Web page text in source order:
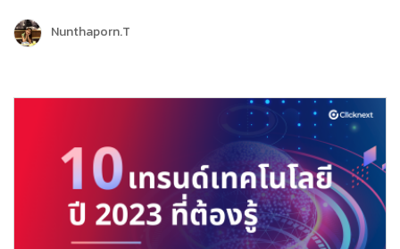
วิธีการทางคณิตศาสตร์ การเรียนรู้ของเครื่อง (Machine Learning)
การเรียนรู้เชิงลึก (Deep learning) และอัลกอริทึมต่างๆ พื้นฐาน
งานอย่างไร? เราจะต้องเตรียมข้อมูลอะไรบ้าง เพื่อให้ AI สามารถ
โลก โดยผู้เชี่ยวชาญคาดการณ์ว่า “Metaverse” จะมีการเติบโต
อย่างมาก และจะเพิ่มมูลค่ากว่า 5 ล้านล้านดอลลาร์ ให้กับเศรษฐกิจ
Metaverse ในทศวรรษหน้าเลยทีเดียว ! วันนี้เราจึงพามาทำความ
รู้จักว่า Metaverse คือ อะไร ? และประกอบด้วยเทคโนโลยีอะไรบ้าง?
พร้อมตัวอย่างการนำไปใช้งานจริง Metaverse คือ อะไร?
“Metaverse” (เมตาเวิร์ส) มาจากคำว่า “meta” (ความล้ำหน้า, เหนือ
กว่า) รวมกับคำว่า “verse” (จักรวาล) หมายถึง “โลกเสมือนจริง”
เป็นโลกดิจิทัลที่ถูกสร้างขึ้นให้เหมือนจริง เหมือนเรากำลังอยู่อีกโลก
นึง แต่ใช้ชีวิตคล้ายกับอยู่บนโลกความเป็นจริง สร้างขึ้นมาจากการ
Nunthaporn.T